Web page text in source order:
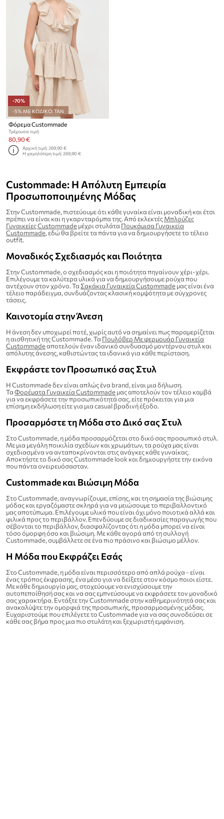
-70%
-5% ΜΕ ΚΩΔΙΚΟ: TAN
Φόρεμα Custommade
Τρέχουσα τιμή:
80,90 €
Αρχική τιμή:269,90 €
Η χαμηλότερη τιμή:269,90 €
Custommade: Η Απόλυτη Εμπειρία
Προσωποποιημένης Μόδας
Στην Custommade, πιστεύουμε ότι κάθε γυναίκα είναι μοναδική και έτσι
πρέπει να είναι και η γκαρνταρόμπα της. Από εκλεκτέςΜπλούζες
Γυναικείες Custommadeμέχρι στυλάτα Πουκάμισα Γυναικεία
Custommade, εδώ θα βρείτε τα πάντα για να δημιουργήσετε το τέλειο
outfit.
Μοναδικός Σχεδιασμός και Ποιότητα
Στην Custommade, ο σχεδιασμός και η ποιότητα πηγαίνουν χέρι-χέρι.
Επιλέγουμε τα καλύτερα υλικά για να δημιουργήσουμε ρούχα που
αντέχουν στον χρόνο. Τα Σακάκια Γυναικεία Custommadeμας είναι ένα
τέλειο παράδειγμα, συνδυάζοντας κλασική κομψότητα με σύγχρονες
τάσεις.
Καινοτομία στην Άνεση
Η άνεση δεν υποχωρεί ποτέ, χωρίς αυτό να σημαίνει πως παραμερίζεται
η αισθητική της Custommade. Τα Πουλόβερ Με φερμουάρ Γυναικεία
Custommadeαποτελούν έναν ιδανικό συνδυασμό μοντέρνου στυλ και
απόλυτης άνεσης, καθιστώντας τα ιδανικά για κάθε περίσταση.
Εκφράστε τον Προσωπικό σας Στυλ
Η Custommade δεν είναι απλώς ένα brand, είναι μια δήλωση.
ΤαΦορέματα Γυναικεία Custommadeμας αποτελούν τον τέλειο καμβά
για να εκφράσετε την προσωπικότητά σας, είτε πρόκειται για μια
επίσημη εκδήλωση είτε για μια casual βραδινή έξοδο.
Προσαρμόστε τη Μόδα στο Δικό σας Στυλ
Στο Custommade, η μόδα προσαρμόζεται στο δικό σας προσωπικό στυλ.
Με μια μεγάλη ποικιλία σχεδίων και χρωμάτων, τα ρούχα μας είναι
σχεδιασμένα να ανταποκρίνονται στις ανάγκες κάθε γυναίκας.
Αποκτήστε το δικό σας Custommade look και δημιουργήστε την εικόνα
που πάντα ονειρευόσασταν.
Custommade και Βιώσιμη Μόδα
Στο Custommade, αναγνωρίζουμε, επίσης, και τη σημασία της βιώσιμης
μόδας και εργαζόμαστε σκληρά για να μειώσουμε το περιβαλλοντικό
μας αποτύπωμα. Επιλέγουμε υλικά που είναι όχι μόνο ποιοτικά αλλά και
φιλικά προς το περιβάλλον. Επενδύουμε σε διαδικασίες παραγωγής που
σέβονται το περιβάλλον, διασφαλίζοντας ότι η μόδα μπορεί να είναι
τόσο όμορφη όσο και βιώσιμη. Με κάθε αγορά από τη συλλογή
Custommade, συμβάλλετε σε ένα πιο πράσινο και βιώσιμο μέλλον.
Η Μόδα που Εκφράζει Εσάς
Στο Custommade, η μόδα είναι περισσότερο από απλά ρούχα - είναι
ένας τρόπος έκφρασης, ένα μέσο για να δείξετε στον κόσμο ποιοι είστε.
Με κάθε δημιουργία μας, στοχεύουμε να ενισχύσουμε την
αυτοπεποίθησή σας και να σας εμπνεύσουμε να εκφράσετε τον μοναδικό
σας χαρακτήρα. Εντάξτε την Custommade στην καθημερινότητά σας και
ανακαλύψτε την ομορφιά της προσωπικής, προσαρμοσμένης μόδας.
Ευχαριστούμε που επιλέγετε το Custommade για να σας συνοδεύσει σε
κάθε σας βήμα προς μια πιο στυλάτη και ξεχωριστή εμφάνιση.